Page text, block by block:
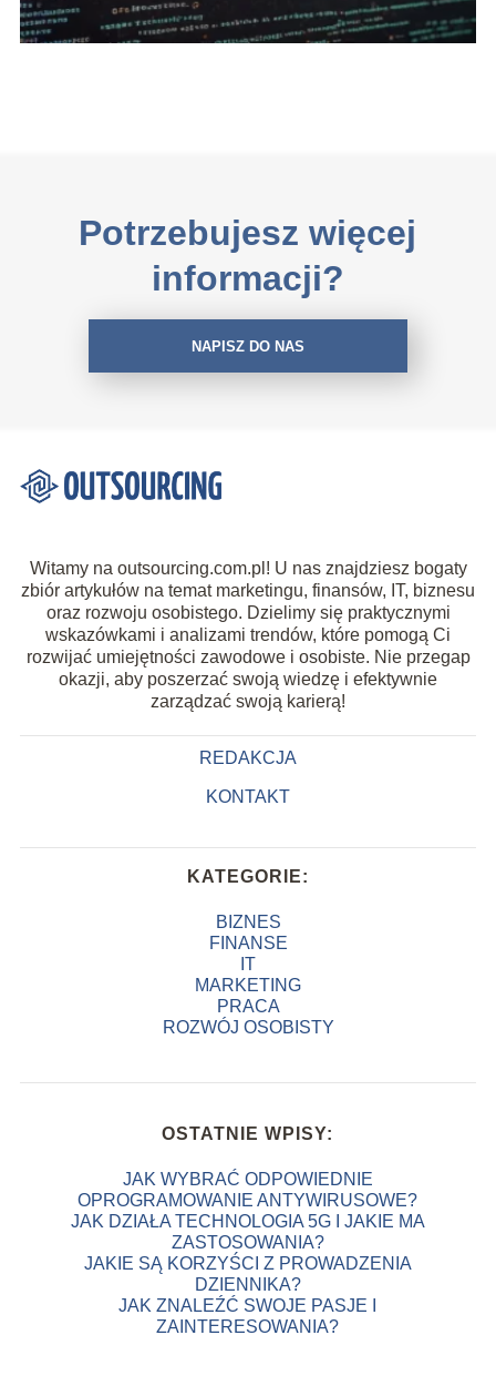
Potrzebujesz więcej
informacji?
NAPISZ DO NAS
Witamy na outsourcing.com.pl! U nas znajdziesz bogaty
zbiór artykułów na temat marketingu, finansów, IT, biznesu
oraz rozwoju osobistego. Dzielimy się praktycznymi
wskazówkami i analizami trendów, które pomogą Ci
rozwijać umiejętności zawodowe i osobiste. Nie przegap
okazji, aby poszerzać swoją wiedzę i efektywnie
zarządzać swoją karierą!
REDAKCJA
KONTAKT
KATEGORIE:
BIZNES
FINANSE
IT
MARKETING
PRACA
ROZWÓJ OSOBISTY
OSTATNIE WPISY:
JAK WYBRAĆ ODPOWIEDNIE
OPROGRAMOWANIE ANTYWIRUSOWE?
JAK DZIAŁA TECHNOLOGIA 5G I JAKIE MA
ZASTOSOWANIA?
JAKIE SĄ KORZYŚCI Z PROWADZENIA
DZIENNIKA?
JAK ZNALEŹĆ SWOJE PASJE I
ZAINTERESOWANIA?